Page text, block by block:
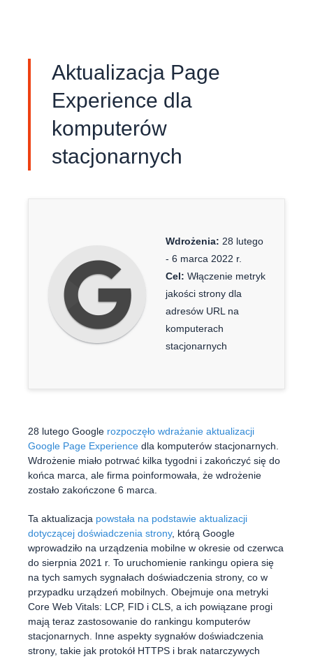
Aktualizacja Page
Experience dla
komputerów
stacjonarnych
Wdrożenia: 28 lutego
- 6 marca 2022 r.
Cel: Włączenie metryk
jakości strony dla
adresów URL na
komputerach
stacjonarnych
28 lutego Google rozpoczęło wdrażanie aktualizacji
Google Page Experience dla komputerów stacjonarnych.
Wdrożenie miało potrwać kilka tygodni i zakończyć się do
końca marca, ale firma poinformowała, że wdrożenie
zostało zakończone 6 marca.
Ta aktualizacja powstała na podstawie aktualizacji
dotyczącej doświadczenia strony, którą Google
wprowadziło na urządzenia mobilne w okresie od czerwca
do sierpnia 2021 r. To uruchomienie rankingu opiera się
na tych samych sygnałach doświadczenia strony, co w
przypadku urządzeń mobilnych. Obejmuje ona metryki
Core Web Vitals: LCP, FID i CLS, a ich powiązane progi
mają teraz zastosowanie do rankingu komputerów
stacjonarnych. Inne aspekty sygnałów doświadczenia
strony, takie jak protokół HTTPS i brak natarczywych